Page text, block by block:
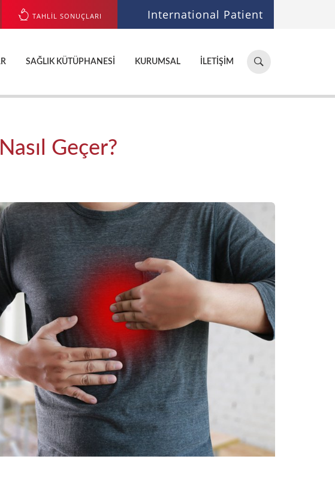
TAHLİL SONUÇLARI International Patient
Hastane,
doktor,
ara...
SAĞLIK KÜTÜPHANESI KURUMSAL İLETIŞIM
Geçer?
2024